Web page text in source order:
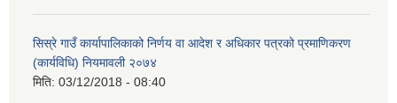
सिस्रे गाउँ कार्यापालिकाको निर्णय वा आदेश र अधिकार पत्रको प्रमाणिकरण
(कार्यविधि) नियमावली २०७४
मिति: 03/12/2018 - 08:40